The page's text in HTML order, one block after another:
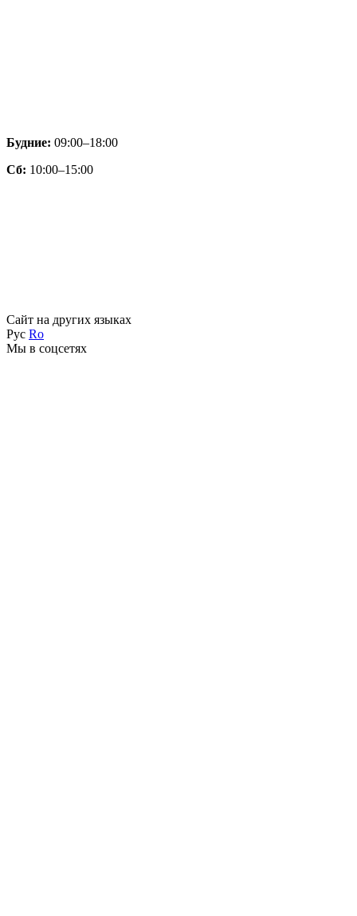
Будние: 09:00–18:00
Сб: 10:00–15:00
Сайт на других языках
Рус Ro
Мы в соцсетях